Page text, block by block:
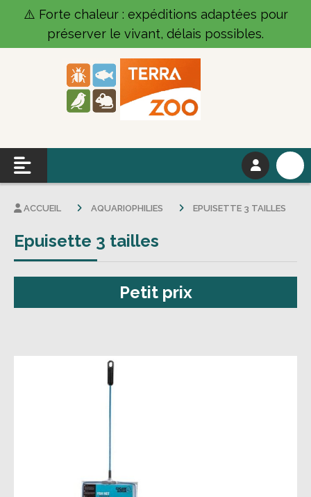
⚠️ Forte chaleur : expéditions adaptées pour
préserver le vivant, délais possibles.
ACCUEIL AQUARIOPHILIES EPUISETTE 3 TAILLES
Epuisette 3 tailles
Petit prix